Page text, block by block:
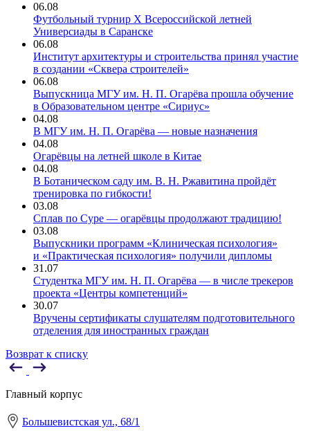
06.08
Футбольный турнир X Всероссийской летней
Универсиады в Саранске
06.08
Институт архитектуры и строительства принял участие
в создании «Сквера строителей»
06.08
Выпускница МГУ им. Н. П. Огарёва прошла обучение
в Образовательном центре «Сириус»
04.08
В МГУ им. Н. П. Огарёва — новые назначения
04.08
Огарёвцы на летней школе в Китае
04.08
В Ботаническом саду им. В. Н. Ржавитина пройдёт
тренировка по гибкости!
03.08
Сплав по Суре — огарёвцы продолжают традицию!
03.08
Выпускники программ «Клиническая психология»
и «Практическая психология» получили дипломы
31.07
Студентка МГУ им. Н. П. Огарёва — в числе трекеров
проекта «Центры компетенций»
30.07
Вручены сертификаты слушателям подготовительного
отделения для иностранных граждан
Возврат к списку
Главный корпус
Большевистская ул., 68/1